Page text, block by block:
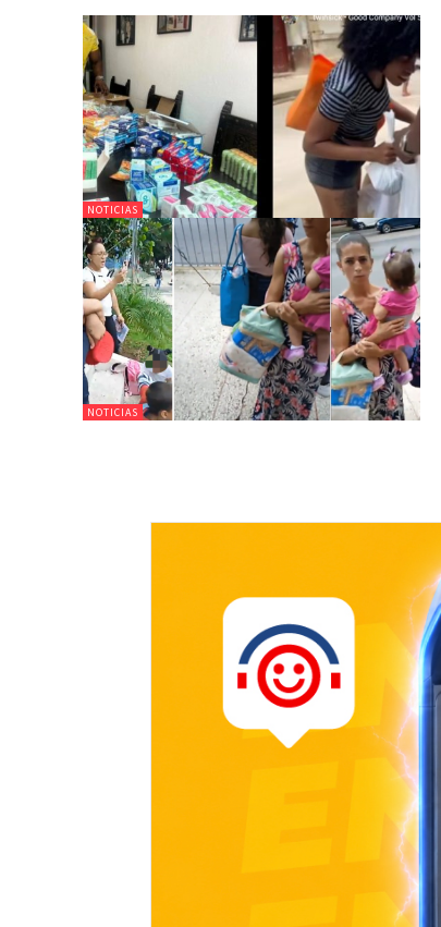
NOTICIAS
NOTICIAS